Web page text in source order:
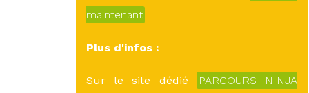
maintenant
Plus d'infos :
Sur le site dédié
PARCOURS NINJA